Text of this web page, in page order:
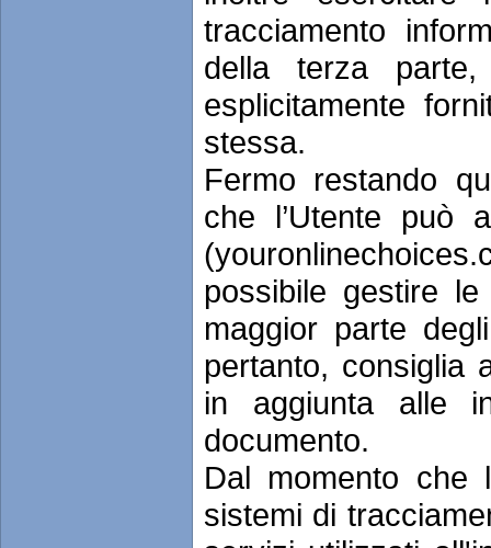
tracciamento
della terza
esplicitamente
stessa.
Fermo restando
che l’Utente può
possibile gestire
maggior parte
pertanto, consiglia
in aggiunta alle
documento.
Dal momento che
sistemi di